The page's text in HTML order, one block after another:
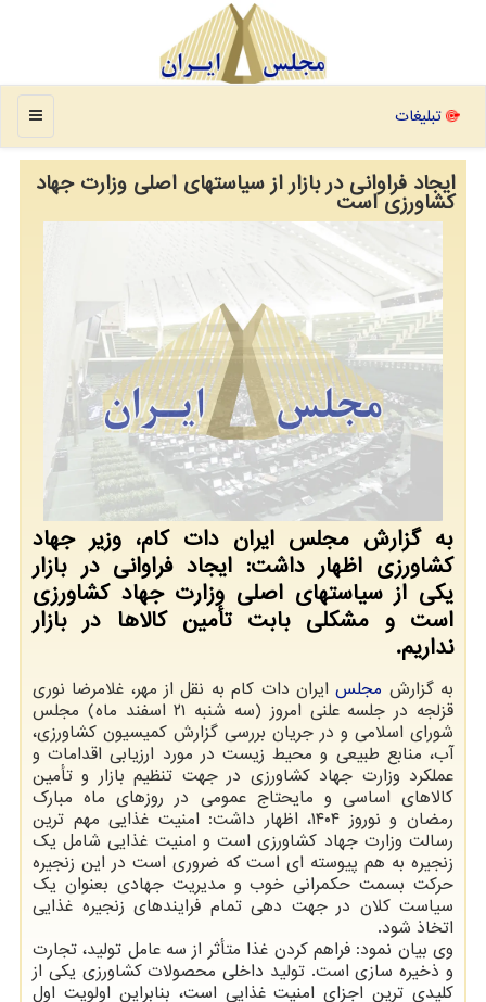
منو تبلیغات
ایجاد فراوانی در بازار از سیاستهای اصلی وزارت جهاد
کشاورزی است
به گزارش مجلس ایران دات کام، وزیر جهاد
کشاورزی اظهار داشت: ایجاد فراوانی در بازار
یکی از سیاستهای اصلی وزارت جهاد کشاورزی
است و مشکلی بابت تأمین کالاها در بازار
نداریم.
به گزارش مجلسایران دات کام به نقل از مهر، غلامرضا نوری
قزلجه در جلسه علنی امروز (سه شنبه ۲۱ اسفند ماه) مجلس
شورای اسلامی و در جریان بررسی گزارش کمیسیون کشاورزی،
آب، منابع طبیعی و محیط زیست در مورد ارزیابی اقدامات و
عملکرد وزارت جهاد کشاورزی در جهت تنظیم بازار و تأمین
کالاهای اساسی و مایحتاج عمومی در روزهای ماه مبارک
رمضان و نوروز ۱۴۰۴، اظهار داشت: امنیت غذایی مهم ترین
رسالت وزارت جهاد کشاورزی است و امنیت غذایی شامل یک
زنجیره به هم پیوسته ای است که ضروری است در این زنجیره
حرکت بسمت حکمرانی خوب و مدیریت جهادی بعنوان یک
سیاست کلان در جهت دهی تمام فرایندهای زنجیره غذایی
اتخاذ شود.
وی بیان نمود: فراهم کردن غذا متأثر از سه عامل تولید، تجارت
و ذخیره سازی است. تولید داخلی محصولات کشاورزی یکی از
کلیدی ترین اجزای امنیت غذایی است، بنابراین اولویت اول